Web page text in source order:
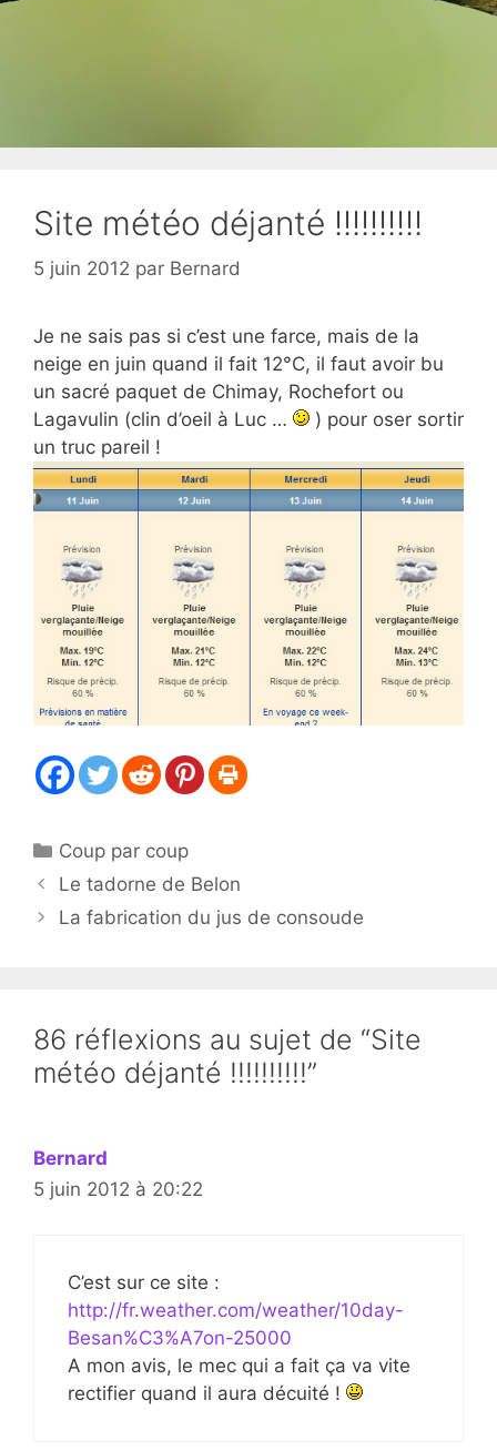
Site météo déjanté !!!!!!!!!!
5 juin 2012 par Bernard
Je ne sais pas si c’est une farce, mais de la
neige en juin quand il fait 12°C, il faut avoir bu
un sacré paquet de Chimay, Rochefort ou
Lagavulin (clin d’oeil à Luc …
) pour oser sortir
un truc pareil !
Catégories
Coup par coup
Le tadorne de Belon
La fabrication du jus de consoude
86 réflexions au sujet de “Site
météo déjanté !!!!!!!!!!”
Bernard
5 juin 2012 à 20:22
C’est sur ce site :
http://fr.weather.com/weather/10day-
Besan%C3%A7on-25000
A mon avis, le mec qui a fait ça va vite
rectifier quand il aura décuité !